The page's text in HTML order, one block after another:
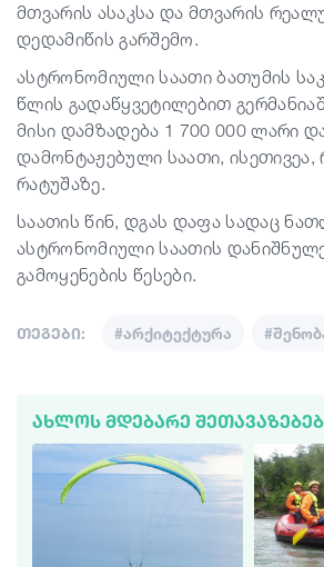
მთვარის ასაკსა და მთვარის
დედამიწის გარშემო.
ასტრონომიული საათი ბათუმის
წლის გადაწყვეტილებით
მისი დამზადება 1 700 000 ლარი
დამონტაჟებული საათი,
რატუშაზე.
საათის წინ, დგას დაფა სადაც
ასტრონომიული საათის
გამოყენების წესები.
თეგები: #არქიტექტურა
ᲐᲮᲚᲝᲡ ᲛᲓᲔᲑᲐᲠᲔ